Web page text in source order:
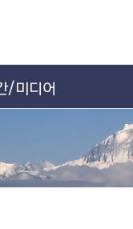
/미디어